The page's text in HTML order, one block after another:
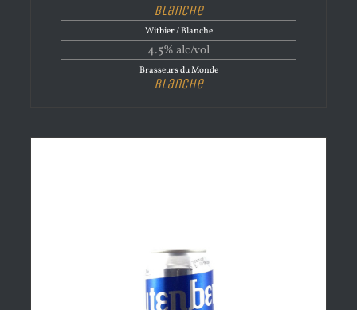
Blanche
Witbier / Blanche
4.5% alc/vol
Brasseurs du Monde
Blanche